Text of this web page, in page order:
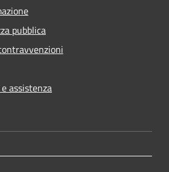
pubblica
assistenza